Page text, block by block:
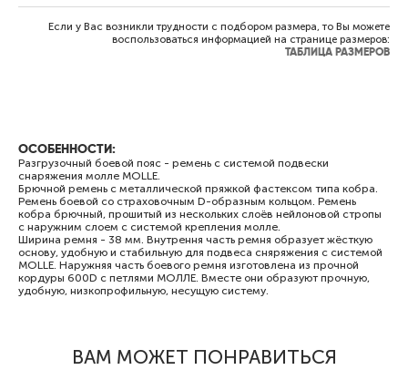
Если у Вас возникли трудности с подбором размера, то Вы можете
воспользоваться информацией на странице размеров:
ТАБЛИЦА РАЗМЕРОВ
ОСОБЕННОСТИ:
Разгрузочный боевой пояс - ремень с системой подвески
снаряжения молле MOLLE.
Брючной ремень с металлической пряжкой фастексом типа кобра.
Ремень боевой со страховочным D-образным кольцом. Ремень
кобра брючный, прошитый из нескольких слоёв нейлоновой стропы
с наружним слоем с системой крепления молле.
Ширина ремня - 38 мм. Внутрення часть ремня образует жёсткую
основу, удобную и стабильную для подвеса сняряжения с системой
MOLLE. Наружняя часть боевого ремня изготовлена из прочной
кордуры 600D с петлями МОЛЛЕ. Вместе они образуют прочную,
удобную, низкопрофильную, несущую систему.
ВАМ МОЖЕТ ПОНРАВИТЬСЯ